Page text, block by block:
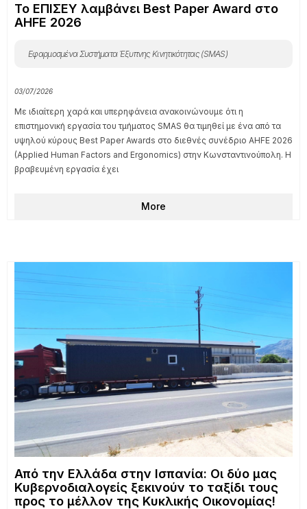
Το ΕΠΙΣΕΥ λαμβάνει Best Paper Award στο
AHFE 2026
Εφαρμοσμένα Συστήματα Έξυπνης Κινητικότητας (SMAS)
03/07/2026
Με ιδιαίτερη χαρά και υπερηφάνεια ανακοινώνουμε ότι η
επιστημονική εργασία του τμήματος SMAS θα τιμηθεί με ένα από τα
υψηλού κύρους Best Paper Awards στο διεθνές συνέδριο AHFE 2026
(Applied Human Factors and Ergonomics) στην Κωνσταντινούπολη. Η
βραβευμένη εργασία έχει
More
Από την Ελλάδα στην Ισπανία: Οι δύο μας
Κυβερνοδιαλογείς ξεκινούν το ταξίδι τους
προς το μέλλον της Κυκλικής Οικονομίας!